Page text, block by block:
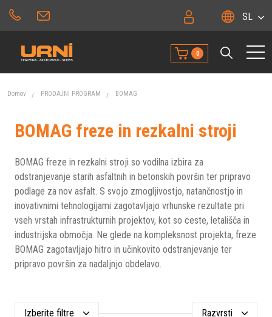
SL
0
Domov PRODAJNI PROGRAM BOMAG
BOMAG freze in rezkalni stroji
BOMAG freze in rezkalni stroji so vodilna izbira za
odstranjevanje starih asfaltnih in betonskih površin ter pripravo
podlage za nov asfalt. S svojo zmogljivostjo, natančnostjo in
inovativnimi tehnologijami zagotavljajo vrhunske rezultate pri
vseh vrstah infrastrukturnih projektov, kot so ceste, letališča in
industrijska območja. Ne glede na kompleksnost projekta, freze
BOMAG zagotavljajo hitro in učinkovito odstranjevanje ter
pripravo površin za nadaljnjo obdelavo.
Izberite filtre Razvrsti